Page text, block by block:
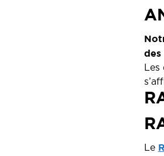
des
Les
Le